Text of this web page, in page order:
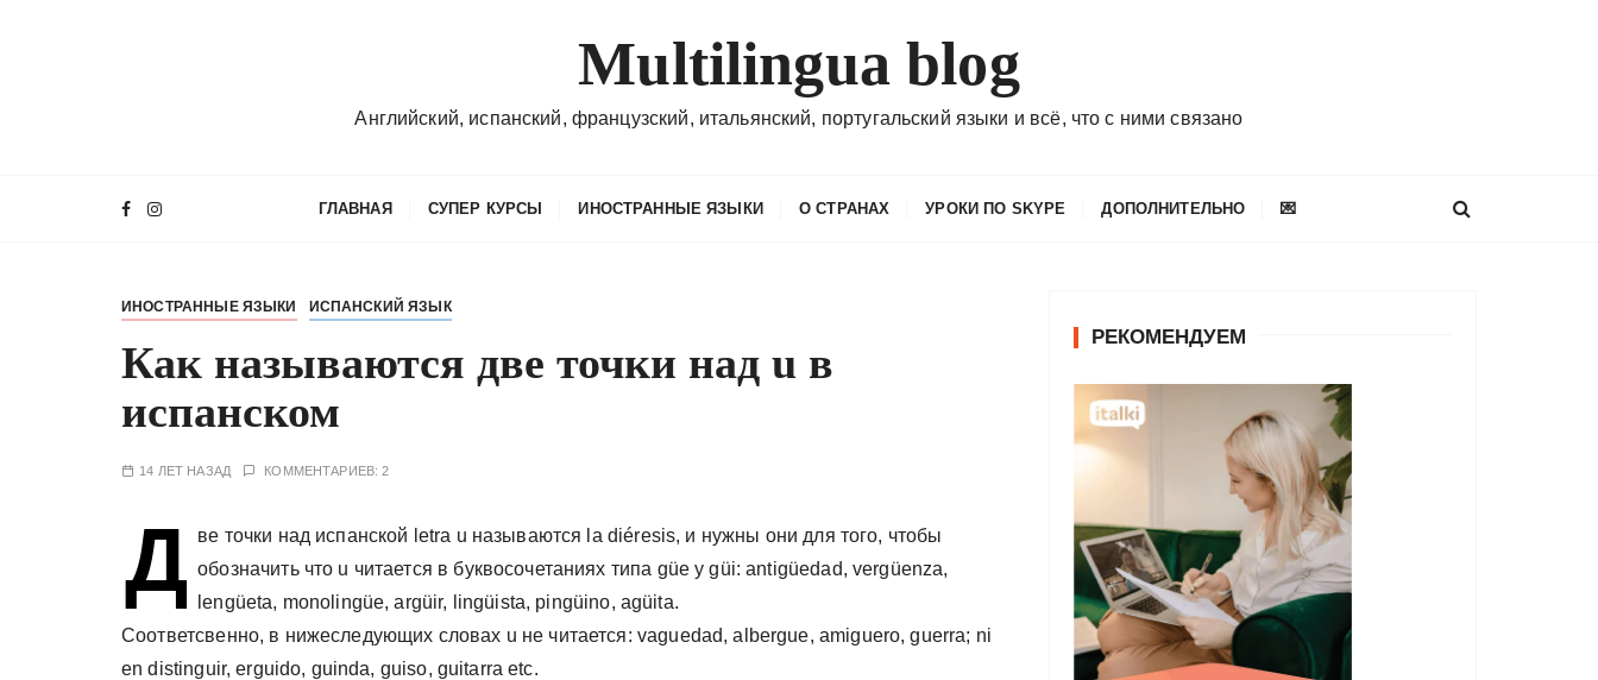
Multilingua blog
Английский, испанский, французский, итальянский, португальский языки и всё, что с ними связано
ГЛАВНАЯ СУПЕР КУРСЫ ИНОСТРАННЫЕ ЯЗЫКИ О СТРАНАХ УРОКИ ПО SKYPE ДОПОЛНИТЕЛЬНО 💌
ИНОСТРАННЫЕ ЯЗЫКИ ИСПАНСКИЙ ЯЗЫК
Как называются две точки над u в
испанском
14 ЛЕТ НАЗАД КОММЕНТАРИЕВ: 2
Д ве точки над испанской letra u называются la diéresis, и нужны они для того, чтобы
обозначить что u читается в буквосочетаниях типа güe y güi: antigüedad, vergüenza,
lengüeta, monolingüe, argüir, lingüista, pingüino, agüita.
Соответсвенно, в нижеследующих словах u не читается: vaguedad, albergue, amiguero, guerra; ni
en distinguir, erguido, guinda, guiso, guitarra etc.
РЕКОМЕНДУЕМ